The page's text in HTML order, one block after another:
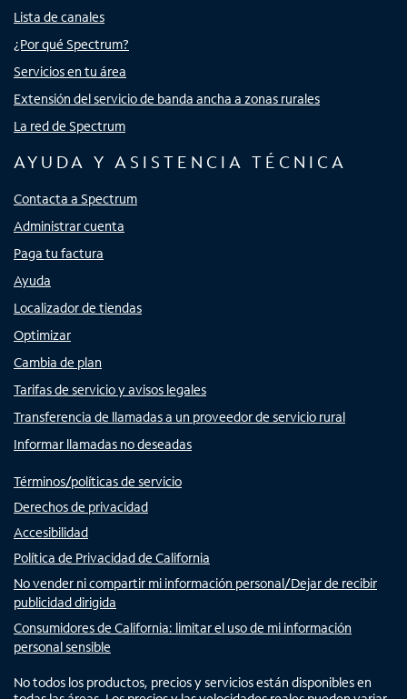
Lista de canales
¿Por qué Spectrum?
Servicios en tu área
Extensión del servicio de banda ancha a zonas rurales
La red de Spectrum
AYUDA Y ASISTENCIA TÉCNICA
Contacta a Spectrum
Administrar cuenta
Paga tu factura
Ayuda
Localizador de tiendas
Optimizar
Cambia de plan
Tarifas de servicio y avisos legales
Transferencia de llamadas a un proveedor de servicio rural
Informar llamadas no deseadas
Términos/políticas de servicio
Derechos de privacidad
Accesibilidad
Política de Privacidad de California
No vender ni compartir mi información personal/Dejar de recibir
publicidad dirigida
Consumidores de California: limitar el uso de mi información
personal sensible
No todos los productos, precios y servicios están disponibles en